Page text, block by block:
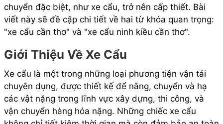
chuyển đặc biệt, như xe cẩu, trở nên cấp thiết. Bài
viết này sẽ đề cập chi tiết về hai từ khóa quan trọng:
"xe cẩu cần thơ" và "xe cẩu ninh kiều cần thơ".
Giới Thiệu Về Xe Cẩu
Xe cẩu là một trong những loại phương tiện vận tải
chuyên dụng, được thiết kế để nâng, chuyển và hạ
các vật nặng trong lĩnh vực xây dựng, thi công, và
vận chuyển hàng hóa nặng. Những chiếc xe cẩu